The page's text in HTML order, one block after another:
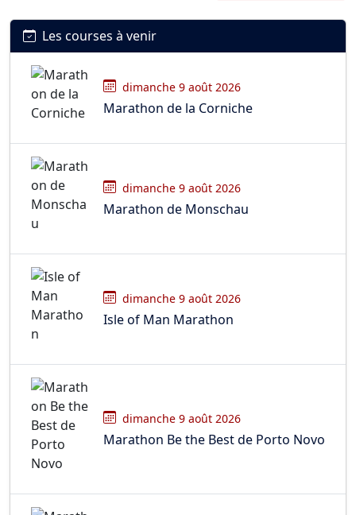
Les courses à venir
dimanche 9 août 2026
Marathon de la Corniche
dimanche 9 août 2026
Marathon de Monschau
dimanche 9 août 2026
Isle of Man Marathon
dimanche 9 août 2026
Marathon Be the Best de Porto Novo